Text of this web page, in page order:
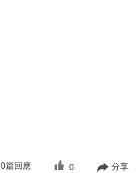
0篇回應 0 分享